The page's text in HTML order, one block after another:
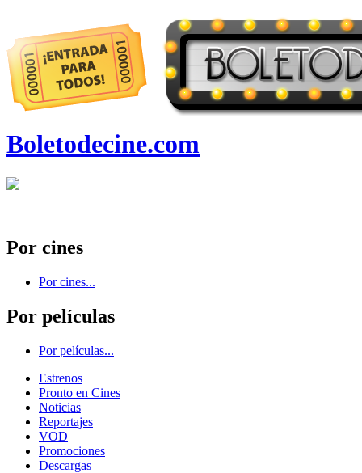
Boletodecine.com
Por cines
Por cines...
Por películas
Por películas...
Estrenos
Pronto en Cines
Noticias
Reportajes
VOD
Promociones
Descargas